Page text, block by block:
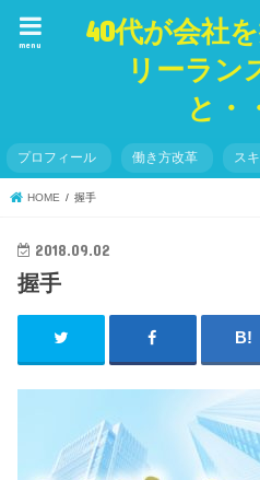
40代が会社
リーラン
と・
menu
プロフィール 働き方改革 ス
HOME 握手
2018.09.02
握手